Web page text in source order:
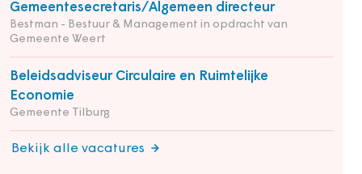
Gemeentesecretaris/Algemeen directeur
Bestman - Bestuur & Management in opdracht van
Gemeente Weert
Beleidsadviseur Circulaire en Ruimtelijke
Economie
Gemeente Tilburg
Bekijk alle vacatures